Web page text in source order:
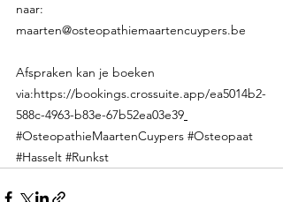
naar:
maarten@osteopathiemaartencuypers.be
Afspraken kan je boeken
via:https://bookings.crossuite.app/ea5014b2-
588c-4963-b83e-67b52ea03e39
#OsteopathieMaartenCuypers #Osteopaat
#Hasselt #Runkst